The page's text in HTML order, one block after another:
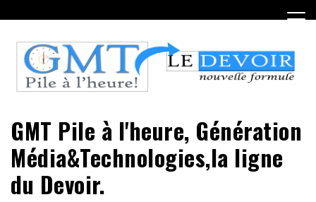
to
content
GMT Pile à l'heure, Génération
Média&Technologies,la ligne
du Devoir.